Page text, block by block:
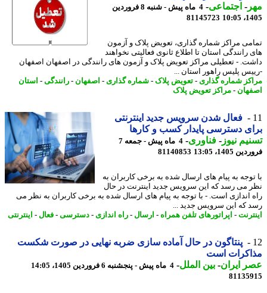
-اجتماعی-
4 ماه پیش - شنبه 8 فروردین
81145723
مراکز شماره گذاری، تعویض پلاک و آزمون
رانندگی استان تا اطلاع ثانوی فعالیتی نخواهند
- تعطیلی مراکز تعویض پلاک و آزمون های رانندگی در اصفهان اصفهان
پلیس راهور استان ...
شماره گذاری- تعویض پلاک -شماره گذاری- اصفهان-رانندگی-استان
-مراکز تعویض پلاک
فعال شدن سرویس جدید اینترنتی
دسترسی پایدار کسب و کارها
نیوز-فناوری-
4 ماه پیش - جمعه 7
1405، 13:05
81140853
به پیام های ارسال شده به برخی کاربران به
می رسد که این سرویس جدید اینترنت در حال
اندازی است. - با توجه به پیام های ارسال شده به برخی کاربران به نظر می
که این سرویس جدید ...
-اپراتورهای تلفن همراه- ارسال -راه اندازی- دسترسی -فعال-اینترنتی
پنتاگون در حال آماده سازی ضربه نهایی در صورت شکست
است
ایران- بین الملل-4 ماه پیش - پنجشنبه 6 فروردین 1405، 14:05